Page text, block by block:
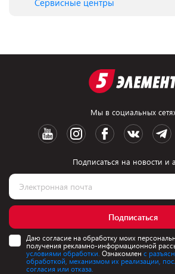
Сервисные центры
Мы в социальных
Подписаться на новости и
Подписаться
Даю согласие на обработку моих
получения рекламно-информационной
условиями обработки. Ознакомлен с
обработкой, механизмом их реализации,
согласия или отказа.